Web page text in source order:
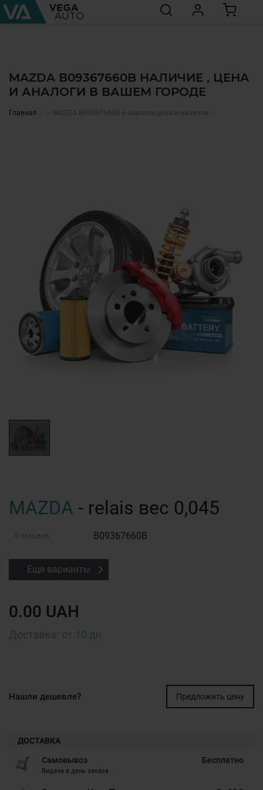
MAZDA B09367660B НАЛИЧИЕ , ЦЕНА
И АНАЛОГИ В ВАШЕМ ГОРОДЕ
Главная ✅ MAZDA B09367660B и аналоги цена и наличие ✅
MAZDA - relais вес 0,045
0 отзывов B09367660B
Еще варианты
0.00 UAH
от 10 дн.
Нашли дешевле? Предложить цену
ДОСТАВКА
Самовывоз
Видача в день заказа
Бесплатно